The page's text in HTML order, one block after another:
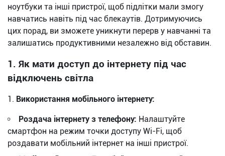
ноутбуки та інші пристрої, щоб підлітки мали змогу
навчатись навіть під час блекаутів. Дотримуючись
цих порад, ви зможете уникнути перерв у навчанні та
залишатись продуктивними незалежно від обставин.
1. Як мати доступ до інтернету під час
відключень світла
Використання мобільного інтернету:
Роздача інтернету з телефону: Налаштуйте
смартфон на режим точки доступу Wi-Fi, щоб
роздавати мобільний інтернет на інші пристрої.